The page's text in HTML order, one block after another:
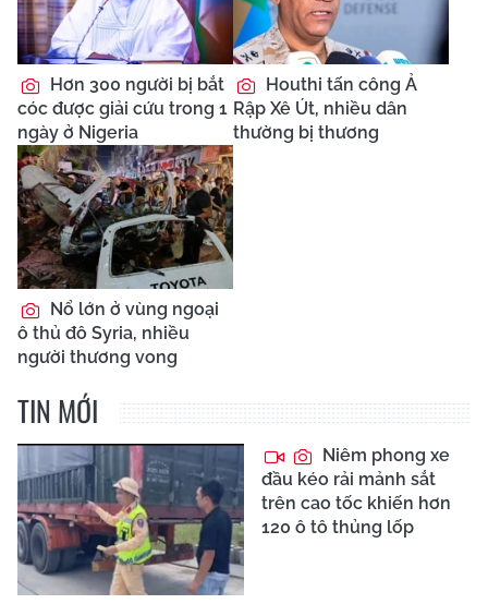
Hơn 300 người bị bắt
cóc được giải cứu trong 1
ngày ở Nigeria
Houthi tấn công Ả
Rập Xê Út, nhiều dân
thường bị thương
Nổ lớn ở vùng ngoại
ô thủ đô Syria, nhiều
người thương vong
TIN MỚI
Niêm phong xe
đầu kéo rải mảnh sắt
trên cao tốc khiến hơn
120 ô tô thủng lốp